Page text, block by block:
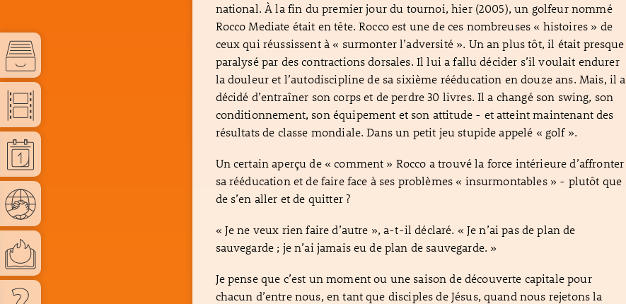
national. À la fin du premier jour du tournoi, hier (2005), un golfeur nommé
Rocco Mediate était en tête. Rocco est une de ces nombreuses « histoires » de
ceux qui réussissent à « surmonter l’adversité ». Un an plus tôt, il était presque
paralysé par des contractions dorsales. Il lui a fallu décider s’il voulait endurer
la douleur et l’autodiscipline de sa sixième rééducation en douze ans. Mais, il a
décidé d’entraîner son corps et de perdre 30 livres. Il a changé son swing, son
conditionnement, son équipement et son attitude - et atteint maintenant des
résultats de classe mondiale. Dans un petit jeu stupide appelé « golf ».
Un certain aperçu de « comment » Rocco a trouvé la force intérieure d’affronter
sa rééducation et de faire face à ses problèmes « insurmontables » - plutôt que
de s’en aller et de quitter ?
« Je ne veux rien faire d’autre », a-t-il déclaré. « Je n’ai pas de plan de
sauvegarde ; je n’ai jamais eu de plan de sauvegarde. »
Je pense que c’est un moment ou une saison de découverte capitale pour
chacun d’entre nous, en tant que disciples de Jésus, quand nous rejetons la